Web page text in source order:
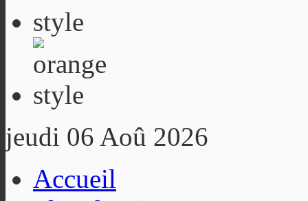
jeudi 06 Aoû 2026
Accueil